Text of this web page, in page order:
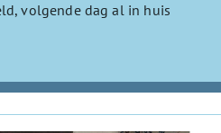
volgende dag al in huis